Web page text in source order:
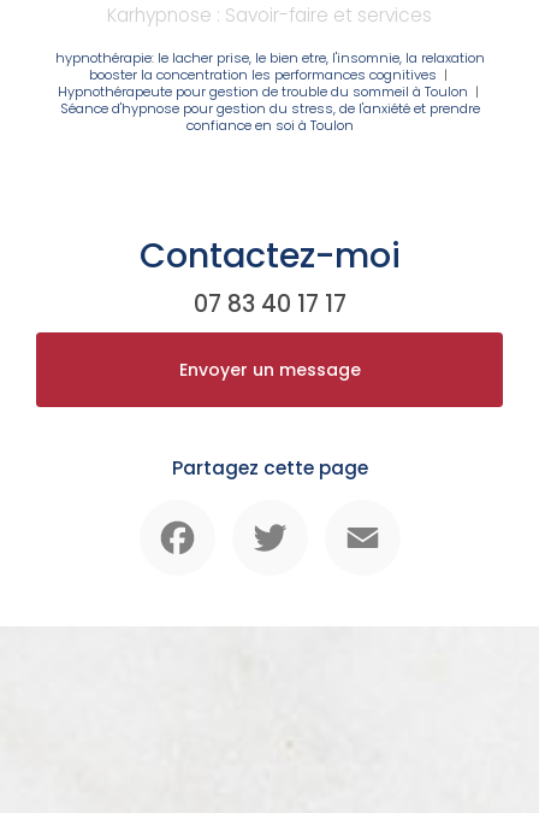
Karhypnose : Savoir-faire et services
hypnothérapie: le lacher prise, le bien etre, l'insomnie, la relaxation
booster la concentration les performances cognitives |
Hypnothérapeute pour gestion de trouble du sommeil à Toulon |
Séance d'hypnose pour gestion du stress, de l'anxiété et prendre
confiance en soi à Toulon
Contactez-moi
07 83 40 17 17
Envoyer un message
Partagez cette page